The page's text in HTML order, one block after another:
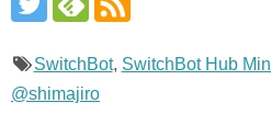
SwitchBot, SwitchBot Hub
@shimajiro